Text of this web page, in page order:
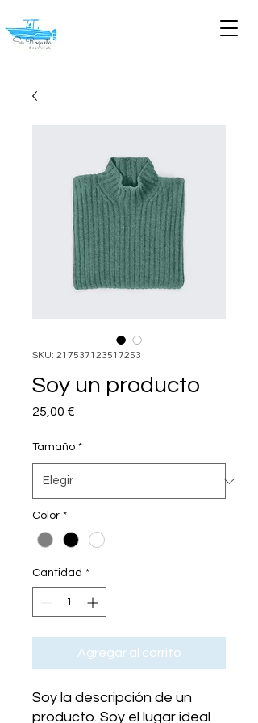
SKU: 217537123517253
Soy un producto
25,00 €
Tamaño *
Color *
Cantidad *
Agregar al carrito
Soy la descripción de un
producto. Soy el lugar ideal